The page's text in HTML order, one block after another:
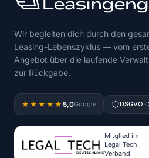
Wir begleiten dich durch den
Leasing-Lebenszyklus — vom
Angebot über die laufende
zur Rückgabe.
★★★★★ 5,0Google DSGVO
Mitglied im
Legal Tech
Verband